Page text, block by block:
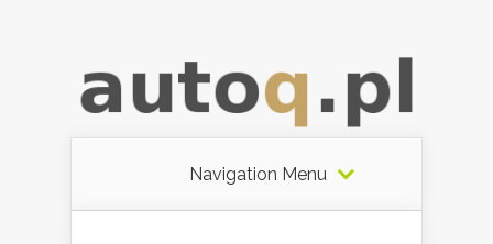
Navigation Menu